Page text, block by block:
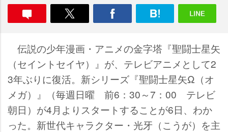
伝説の少年漫画・アニメの金字塔『聖闘士星矢
（セイントセイヤ）』が、テレビアニメとして2
3年ぶりに復活。新シリーズ『聖闘士星矢Ω（オ
メガ）』（毎週日曜 前6：30～7：00 テレビ
朝日）が4月よりスタートすることが6日、わか
った。新世代キャラクター・光牙（こうが）を主